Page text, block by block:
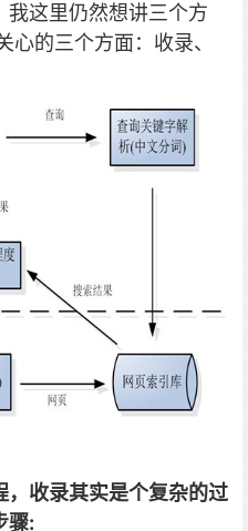
我这里仍然想讲三个方
心的三个方面：收录、
收录其实是个复杂的过
骤: